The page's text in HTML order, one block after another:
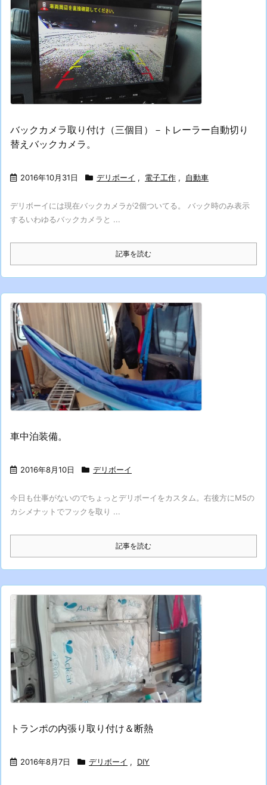
バックカメラ取り付け（三個目）－トレーラー自動切り
替えバックカメラ。
2016年10月31日 デリボーイ , 電子工作 , 自動車
デリボーイには現在バックカメラが2個ついてる。 バック時のみ表示
するいわゆるバックカメラと ...
記事を読む
車中泊装備。
2016年8月10日 デリボーイ
今日も仕事がないのでちょっとデリボーイをカスタム。右後方にM5の
カシメナットでフックを取り ...
記事を読む
トランポの内張り取り付け＆断熱
2016年8月7日 デリボーイ , DIY